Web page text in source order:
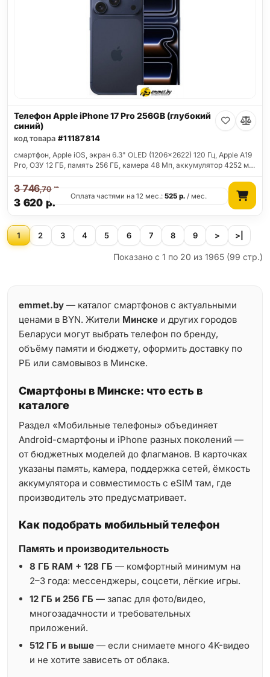
Телефон Apple iPhone 17 Pro 256GB (глубокий
синий)
код товара #11187814
смартфон, Apple iOS, экран 6.3" OLED (1206x2622) 120 Гц, Apple A19
Pro, ОЗУ 12 ГБ, память 256 ГБ, камера 48 Мп, аккумулятор 4252 м…
3 620 р.
3 746,70р.
Оплата частями на 12 мес.:525 р. / мес.
1 2 3 4 5 6 7 8 9 > >|
Показано с 1 по 20 из 1965 (99 стр.)
emmet.by — каталог смартфонов с актуальными
ценами в BYN. Жители Минске и других городов
Беларуси могут выбрать телефон по бренду,
объёму памяти и бюджету, оформить доставку по
РБ или самовывоз в Минске.
Смартфоны в Минске: что есть в
каталоге
Раздел «Мобильные телефоны» объединяет
Android-смартфоны и iPhone разных поколений —
от бюджетных моделей до флагманов. В карточках
указаны память, камера, поддержка сетей, ёмкость
аккумулятора и совместимость с eSIM там, где
производитель это предусматривает.
Как подобрать мобильный телефон
Память и производительность
8 ГБ RAM + 128 ГБ — комфортный минимум на
2–3 года: мессенджеры, соцсети, лёгкие игры.
12 ГБ и 256 ГБ — запас для фото/видео,
многозадачности и требовательных
приложений.
512 ГБ и выше — если снимаете много 4K-видео
и не хотите зависеть от облака.